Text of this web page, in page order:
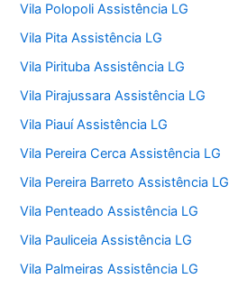
Vila Polopoli Assistência LG
Vila Pita Assistência LG
Vila Pirituba Assistência LG
Vila Pirajussara Assistência LG
Vila Piauí Assistência LG
Vila Pereira Cerca Assistência LG
Vila Pereira Barreto Assistência LG
Vila Penteado Assistência LG
Vila Pauliceia Assistência LG
Vila Palmeiras Assistência LG